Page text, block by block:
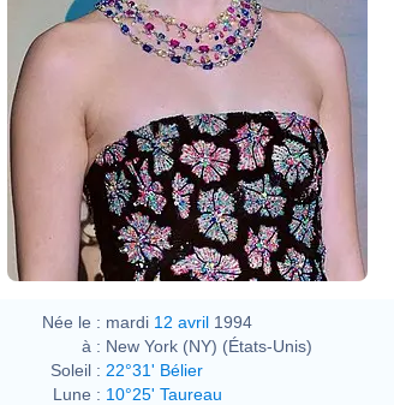
Née le : mardi 12 avril 1994
à : New York (NY) (États-Unis)
Soleil : 22°31' Bélier
Lune : 10°25' Taureau